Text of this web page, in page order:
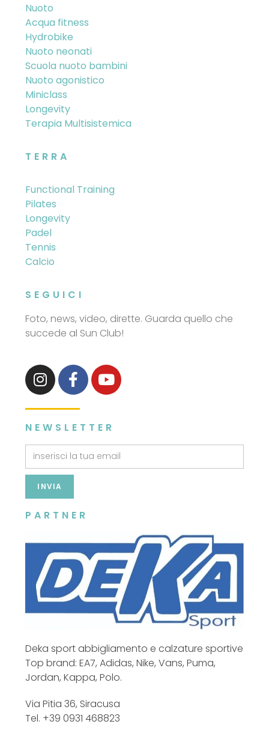
Nuoto
Acqua fitness
Hydrobike
Nuoto neonati
Scuola nuoto bambini
Nuoto agonistico
Miniclass
Longevity
Terapia Multisistemica
TERRA
Functional Training
Pilates
Longevity
Padel
Tennis
Calcio
SEGUICI
Foto, news, video, dirette. Guarda quello che
succede al Sun Club!
NEWSLETTER
INVIA
PARTNER
Deka sport abbigliamento e calzature sportive
Top brand: EA7, Adidas, Nike, Vans, Puma,
Jordan, Kappa, Polo.
Via Pitia 36, Siracusa
Tel. +39 0931 468823